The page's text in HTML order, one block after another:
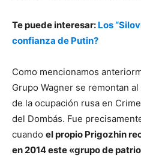
Te puede interesar: Los
confianza de Putin?
Como mencionamos
Grupo Wagner se remontan
de la ocupación rusa en
del Dombás. Fue
cuando el propio Prigozhin
en 2014 este «grupo de